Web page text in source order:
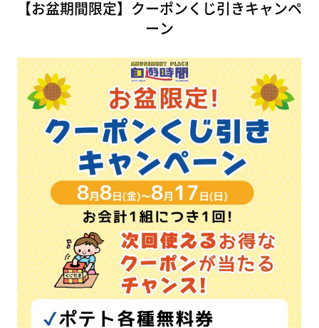
【お盆期間限定】クーポンくじ引きキャンペ
ーン